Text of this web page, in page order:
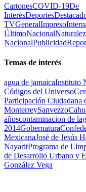
CartonesCOVID-19De
InterésDeportes
TVGeneralImpreso
ÚltimoNacional
NacionalPublicidad
Temas de interés
agua de jamaicaInstituto
Códigos del Universo
Participación Ciudadana
MonterreySanvezzo
añoscontaminacion de
2014Gobernatura
MexicanaJosé de Jesús
NayaritPrograma de
de Desarrollo Urbano y
González Vega